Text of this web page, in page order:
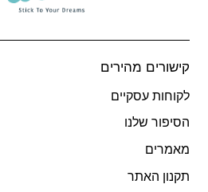
קישורים מהירים
לקוחות עסקיים
הסיפור שלנו
מאמרים
תקנון האתר